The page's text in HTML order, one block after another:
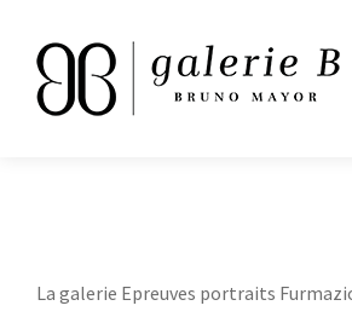
La galerie Epreuves portraits